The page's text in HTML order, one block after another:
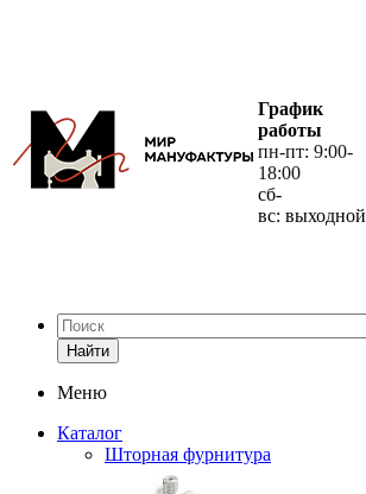
График
работы
пн-пт: 9:00-
18:00
сб-
вс: выходной
Найти
Меню
Каталог
Шторная фурнитура